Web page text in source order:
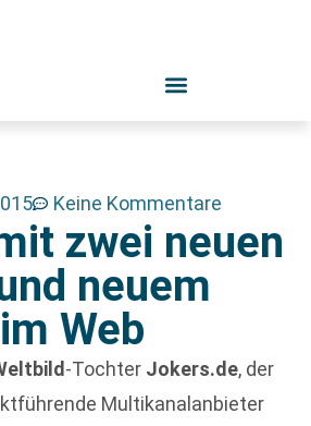
Keine Kommentare
zwei neuen
neuem
Web
-Tochter Jokers.de, der
Multikanalanbieter